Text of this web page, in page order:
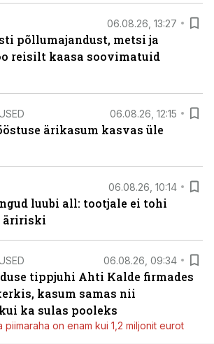
06.08.26, 13:27
põllumajandust, metsi ja
reisilt kaasa soovimatuid
06.08.26, 12:15
ärikasum kasvas üle
06.08.26, 10:14
luubi all: tootjale ei tohi
äririski
06.08.26, 09:34
tippjuhi Ahti Kalde firmades
kasum samas nii
ka sulas pooleks
piimaraha on enam kui 1,2 miljonit eurot